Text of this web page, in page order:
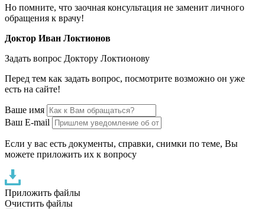
Но помните, что заочная консультация не заменит личного
обращения к врачу!
Доктор Иван Локтионов
Задать вопрос Доктору Локтионову
Перед тем как задать вопрос, посмотрите возможно он уже
есть на сайте!
Ваше имя
Ваш E-mail
Если у вас есть документы, справки, снимки по теме, Вы
можете приложить их к вопросу
Приложить файлы
Очистить файлы